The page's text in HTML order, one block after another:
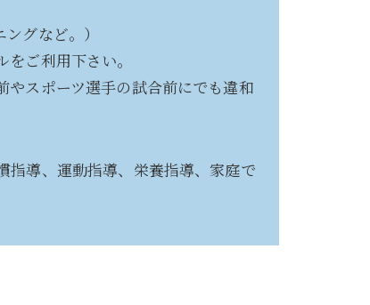
グなど。）
ご利用下さい。
スポーツ選手の試合前にでも違和
指導、運動指導、栄養指導、家庭で